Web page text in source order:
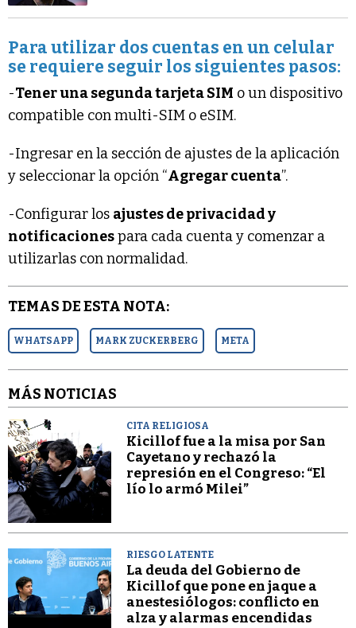
Para utilizar dos cuentas en un celular
se requiere seguir los siguientes pasos:
-Tener una segunda tarjeta SIM o un dispositivo
compatible con multi-SIM o eSIM.
-Ingresar en la sección de ajustes de la aplicación
y seleccionar la opción “Agregar cuenta”.
-Configurar los ajustes de privacidad y
notificacionespara cada cuenta y comenzar a
utilizarlas con normalidad.
TEMAS DE ESTA NOTA:
WHATSAPP MARK ZUCKERBERG META
MÁS NOTICIAS
CITA RELIGIOSA
Kicillof fue a la misa por San
Cayetano y rechazó la
represión en el Congreso: “El
lío lo armó Milei”
RIESGO LATENTE
La deuda del Gobierno de
Kicillof que pone en jaque a
anestesiólogos: conflicto en
alza y alarmas encendidas